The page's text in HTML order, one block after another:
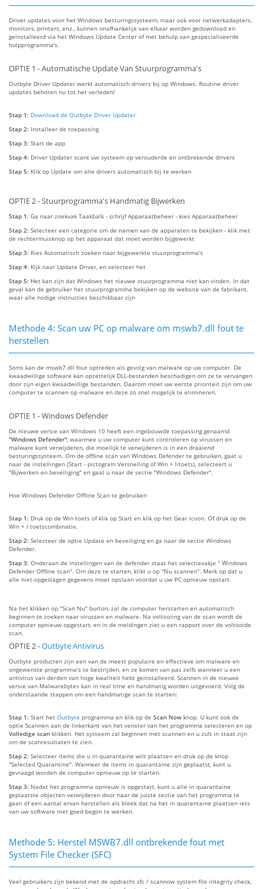
Driver updates voor het Windows besturingssysteem, maar ook voor netwerkadapters,
monitors, printers, enz., kunnen onafhankelijk van elkaar worden gedownload en
geïnstalleerd via het Windows Update Center of met behulp van gespecialiseerde
hulpprogramma's.
OPTIE 1 - Automatische Update Van Stuurprogramma's
Outbyte Driver Updater werkt automatisch drivers bij op Windows. Routine driver
updates behoren nu tot het verleden!
Stap 1: Download de Outbyte Driver Updater
Stap 2: Installeer de toepassing
Stap 3: Start de app
Stap 4: Driver Updater scant uw systeem op verouderde en ontbrekende drivers
Stap 5: Klik op Update om alle drivers automatisch bij te werken
OPTIE 2 - Stuurprogramma's Handmatig Bijwerken
Stap 1: Ga naar zoekvak Taakbalk - schrijf Apparaatbeheer - kies Apparaatbeheer
Stap 2: Selecteer een categorie om de namen van de apparaten te bekijken - klik met
de rechtermuisknop op het apparaat dat moet worden bijgewerkt
Stap 3: Kies Automatisch zoeken naar bijgewerkte stuurprogramma's
Stap 4: Kijk naar Update Driver, en selecteer het
Stap 5: Het kan zijn dat Windows het nieuwe stuurprogramma niet kan vinden. In dat
geval kan de gebruiker het stuurprogramma bekijken op de website van de fabrikant,
waar alle nodige instructies beschikbaar zijn
Methode 4: Scan uw PC op malware om mswb7.dll fout te
herstellen
Soms kan de mswb7.dll fout optreden als gevolg van malware op uw computer. De
kwaadwillige software kan opzettelijk DLL-bestanden beschadigen om ze te vervangen
door zijn eigen kwaadwillige bestanden. Daarom moet uw eerste prioriteit zijn om uw
computer te scannen op malware en deze zo snel mogelijk te elimineren.
OPTIE 1 - Windows Defender
De nieuwe versie van Windows 10 heeft een ingebouwde toepassing genaamd
"Windows Defender" , waarmee u uw computer kunt controleren op virussen en
malware kunt verwijderen, die moeilijk te verwijderen is in een draaiend
besturingssysteem. Om de offline scan van Windows Defender te gebruiken, gaat u
naar de instellingen (Start - pictogram Versnelling of Win + I-toets), selecteert u
"Bijwerken en beveiliging" en gaat u naar de sectie "Windows Defender".
Hoe Windows Defender Offline Scan te gebruiken
Stap 1: Druk op de Win toets of klik op Start en klik op het Gear icoon. Of druk op de
Win + I toetscombinatie.
Stap 2: Selecteer de optie Update en beveiliging en ga naar de sectie Windows
Defender.
Stap 3: Onderaan de instellingen van de defender staat het selectievakje " Windows
Defender Offline scan". Om deze te starten, klikt u op "Nu scannen". Merk op dat u
alle niet-opgeslagen gegevens moet opslaan voordat u uw PC opnieuw opstart.
Na het klikken op "Scan Nu" burton, zal de computer herstarten en automatisch
beginnen te zoeken naar virussen en malware. Na voltooiing van de scan wordt de
computer opnieuw opgestart, en in de meldingen ziet u een rapport over de voltooide
scan.
OPTIE 2 -Outbyte Antivirus
Outbyte producten zijn een van de meest populaire en effectieve om malware en
ongewenste programma's te bestrijden, en ze komen van pas zelfs wanneer u een
antivirus van derden van hoge kwaliteit hebt geïnstalleerd. Scannen in de nieuwe
versie van Malwarebytes kan in real time en handmatig worden uitgevoerd. Volg de
onderstaande stappen om een handmatige scan te starten:
Stap 1: Start het Outbyte programma en klik op de Scan Now knop. U kunt ook de
optie Scannen aan de linkerkant van het venster van het programma selecteren en op
Volledige scan klikken. Het systeem zal beginnen met scannen en u zult in staat zijn
om de scanresultaten te zien.
Stap 2: Selecteer items die u in quarantaine wilt plaatsen en druk op de knop
"Selected Quarantine". Wanneer de items in quarantaine zijn geplaatst, kunt u
gevraagd worden de computer opnieuw op te starten.
Stap 3: Nadat het programma opnieuw is opgestart, kunt u alle in quarantaine
geplaatste objecten verwijderen door naar de juiste sectie van het programma te
gaan of een aantal ervan herstellen als bleek dat na het in quarantaine plaatsen iets
van uw software niet goed begon te werken.
Methode 5: Herstel MSWB7.dll ontbrekende fout met
System File Checker (SFC)
Veel gebruikers zijn bekend met de opdracht sfc / scannow system file integrity check,